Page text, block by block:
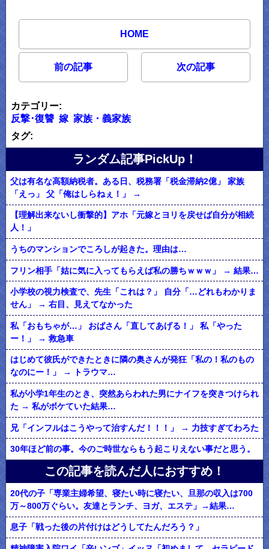
HOME
前の記事 次の記事
カテゴリー:
反撃･復讐 嫁 家族・義家族
タグ:
ランダム記事PickUp！
父は有名な高額納税者。ある日、税務署「税金滞納2億」 家族
「えっ」 父「俺はしらねぇ！」 →
【理解出来ないし衝撃的】アホ「元嫁とヨリを戻せば自分が相続
人！」
うちのマンションでころしが起きた。理由は…
フリン相手「姑に気に入ってもらえば私の勝ちｗｗｗ」 → 結果…
小学校の視力検査で、先生「これは？」 自分「…どれもわかりま
せん」 → 右目、見えてなかった
私「おもちゃが…」 おばさん「直してあげる！」 私「やった
ー！」 → 救急車
はじめて彼氏ができたときに隣の奥さんが発狂「私の！私のもの
なのにー！」 → トラウマ…
私が小学1年生のとき、突然あらわれた男にナイフを突きつけられ
た → 私がボケていた結果…
兄「インフルはこうやって治すんだ！！！」 → 力技すぎてわろた
30年ほど前の事。今のご時世ならもう起こりえない事だと思う。
この記事を読んだ人におすすめ！
20代の子「専業主婦希望、寝たい時に寝たい、旦那の収入は700
万～800万ぐらい。友達とランチ、ヨガ、エステ」→結果…
息子「戦った後の片付けはどうしてたんだろう？」